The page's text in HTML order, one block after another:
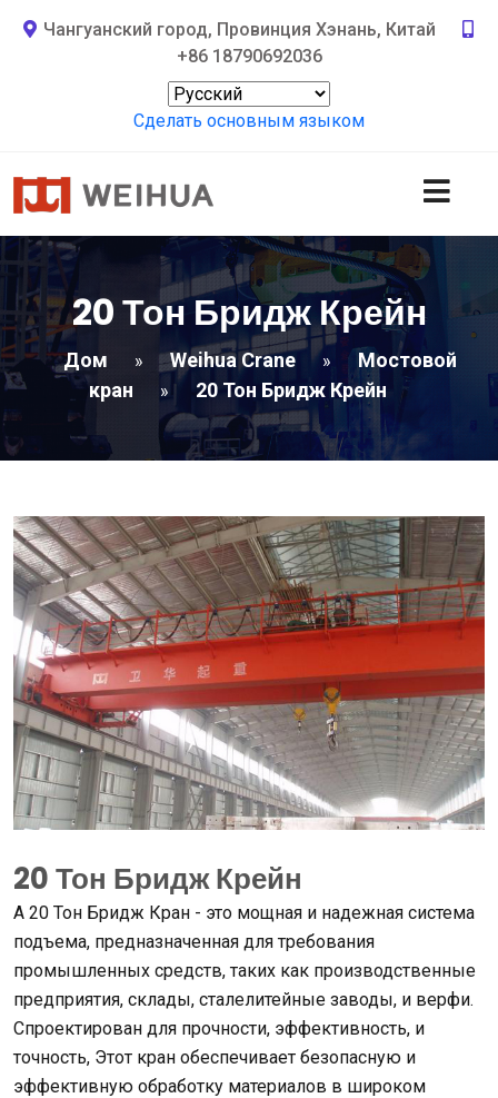
Чангуанский город, Провинция Хэнань, Китай
+86 18790692036
Сделать основным языком
20 Тон Бридж Крейн
Дом » Weihua Crane »
Мостовой
кран
» 20 Тон Бридж Крейн
20 Тон Бридж Крейн
А 20 Тон Бридж Кран - это мощная и надежная система
подъема, предназначенная для требования
промышленных средств, таких как производственные
предприятия, склады, сталелитейные заводы, и верфи.
Спроектирован для прочности, эффективность, и
точность, Этот кран обеспечивает безопасную и
эффективную обработку материалов в широком